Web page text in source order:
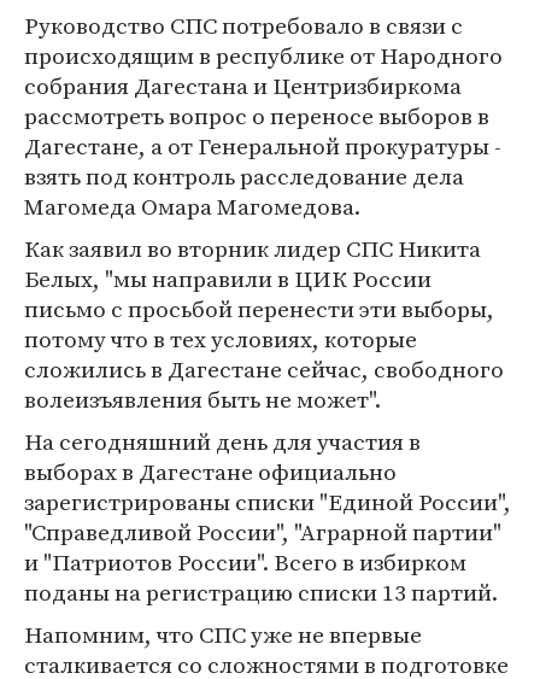
Руководство СПС потребовало в связи с
происходящим в республике от Народного
собрания Дагестана и Центризбиркома
рассмотреть вопрос о переносе выборов в
Дагестане, а от Генеральной прокуратуры -
взять под контроль расследование дела
Магомеда Омара Магомедова.
Как заявил во вторник лидер СПС Никита
Белых, "мы направили в ЦИК России
письмо с просьбой перенести эти выборы,
потому что в тех условиях, которые
сложились в Дагестане сейчас, свободного
волеизъявления быть не может".
На сегодняшний день для участия в
выборах в Дагестане официально
зарегистрированы списки "Единой России",
"Справедливой России", "Аграрной партии"
и "Патриотов России". Всего в избирком
поданы на регистрацию списки 13 партий.
Напомним, что СПС уже не впервые
сталкивается со сложностями в подготовке